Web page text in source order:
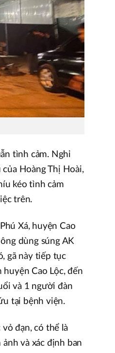
tình cảm. Nghi
của Hoàng Thị Hoài,
kéo tình cảm
trên.
Xá, huyện Cao
dùng súng AK
gã này tiếp tục
huyện Cao Lộc, đến
và 1 người đàn
tại bệnh viện.
đạn, có thể là
và xác định ban